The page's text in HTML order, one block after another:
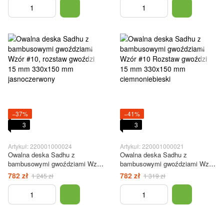
−37%
3
Artykuł: 220001000024
Owalna deska Sadhu z
bambusowymi gwoździami Wzór
#10, rozstaw gwoździ 15 mm
330x150 mm jasnoczerwony
782 zł 1 245 zł
−41%
3
Artykuł: 220001000021
Owalna deska Sadhu z
bambusowymi gwoździami Wzór
#10 Rozstaw gwoździ 15 mm
330x150 mm ciemnoniebieski
782 zł 1 319 zł